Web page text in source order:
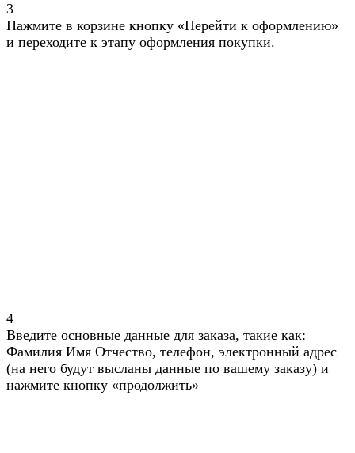
3
Нажмите в корзине кнопку «Перейти к оформлению»
и переходите к этапу оформления покупки.
4
Введите основные данные для заказа, такие как:
Фамилия Имя Отчество, телефон, электронный адрес
(на него будут высланы данные по вашему заказу) и
нажмите кнопку «продолжить»